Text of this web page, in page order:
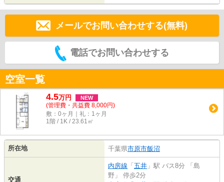
メールでお問い合わせする(無料)
電話でお問い合わせする
空室一覧
4.5万円 NEW
(管理費・共益費 8,000円)
敷：0ヶ月｜礼：1ヶ月
1階 / 1K / 23.61㎡
所在地 千葉県市原市飯沼
交通
内房線 「 五井 」駅 バス8分 「島
野」 停歩2分